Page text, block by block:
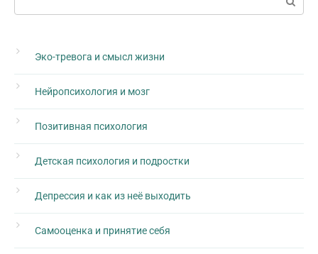
Эко-тревога и смысл жизни
Нейропсихология и мозг
Позитивная психология
Детская психология и подростки
Депрессия и как из неё выходить
Самооценка и принятие себя